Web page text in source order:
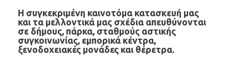
Η συγκεκριμένη καινοτόμα κατασκευή μας
και τα μελλοντικά μας σχέδια απευθύνονται
σε δήμους, πάρκα, σταθμούς αστικής
συγκοινωνίας, εμπορικά κέντρα,
ξενοδοχειακές μονάδες και θέρετρα.